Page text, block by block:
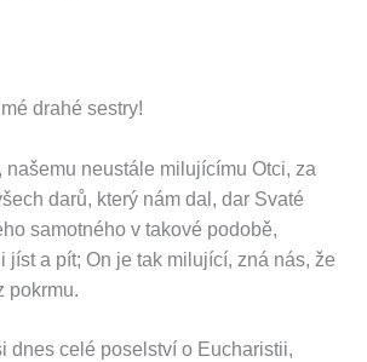
drahé sestry!
našemu neustále milujícímu Otci, za
darů, který nám dal, dar Svaté
samotného v takové podobě,
jíst a pít; On je tak milující, zná nás, že
pokrmu.
dnes celé poselství o Eucharistii,